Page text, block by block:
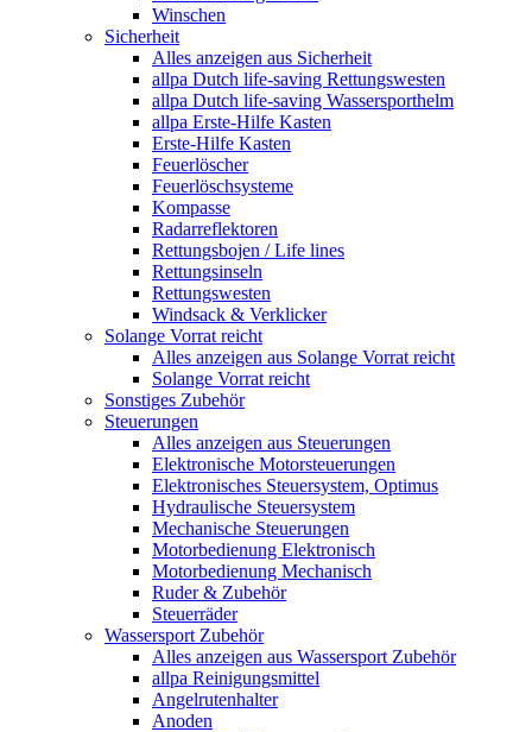
Winschen
Sicherheit
Alles anzeigen aus Sicherheit
allpa Dutch life-saving Rettungswesten
allpa Dutch life-saving Wassersporthelm
allpa Erste-Hilfe Kasten
Erste-Hilfe Kasten
Feuerlöscher
Feuerlöschsysteme
Kompasse
Radarreflektoren
Rettungsbojen / Life lines
Rettungsinseln
Rettungswesten
Windsack & Verklicker
Solange Vorrat reicht
Alles anzeigen aus Solange Vorrat reicht
Solange Vorrat reicht
Sonstiges Zubehör
Steuerungen
Alles anzeigen aus Steuerungen
Elektronische Motorsteuerungen
Elektronisches Steuersystem, Optimus
Hydraulische Steuersystem
Mechanische Steuerungen
Motorbedienung Elektronisch
Motorbedienung Mechanisch
Ruder & Zubehör
Steuerräder
Wassersport Zubehör
Alles anzeigen aus Wassersport Zubehör
allpa Reinigungsmittel
Angelrutenhalter
Anoden